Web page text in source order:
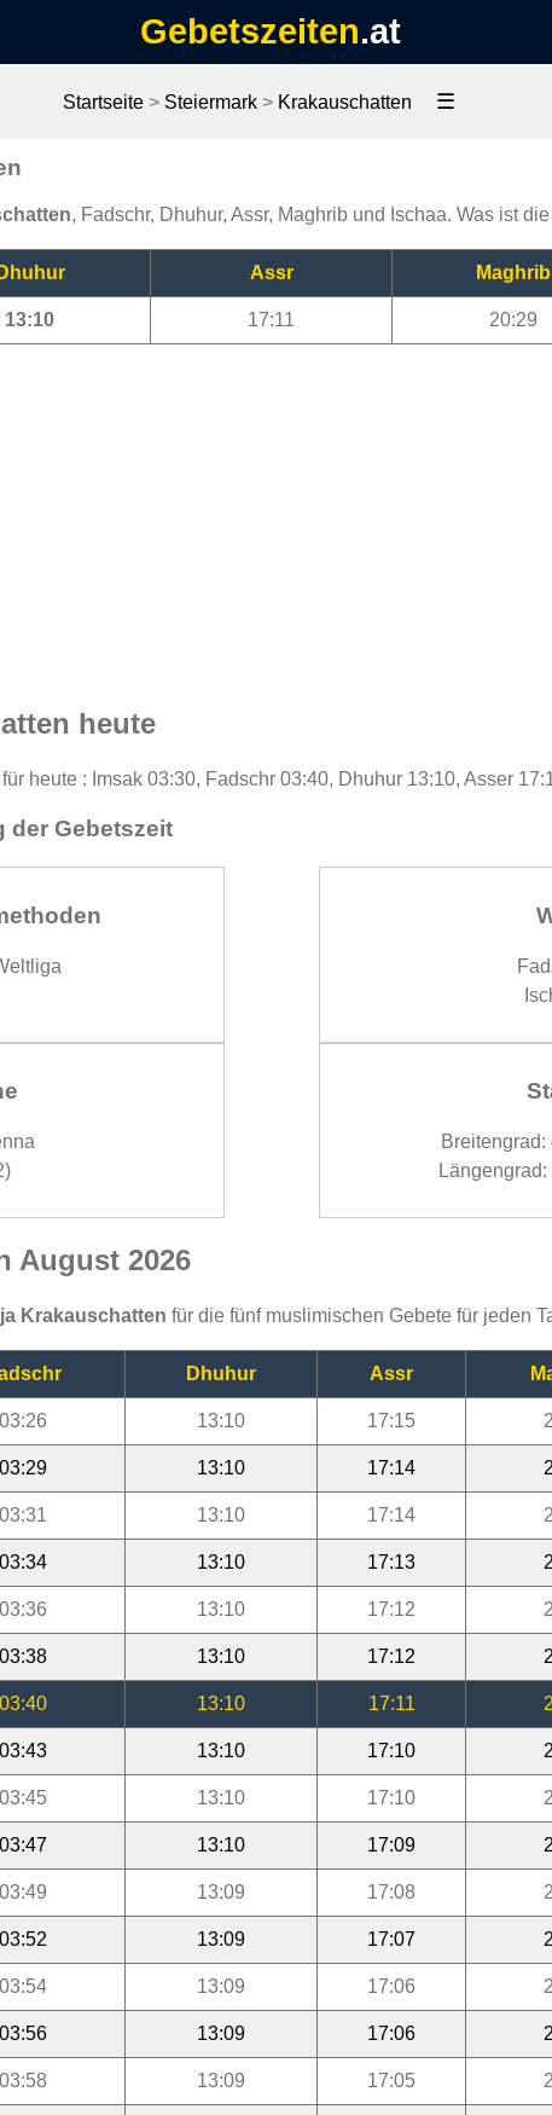
Gebetszeiten.at
Startseite> Steiermark> Krakauschatten ☰
, Fadschr, Dhuhur, Assr, Maghrib und Ischaa. Was ist
Dhuhur Assr Maghrib
13:10 17:11 20:29
heute
heute : Imsak 03:30, Fadschr 03:40, Dhuhur 13:10, Asser
der Gebetszeit
August 2026
Krakauschatten für die fünf muslimischen Gebete für jeden
Dhuhur Assr
03:26 13:10 17:15
03:29 13:10 17:14
03:31 13:10 17:14
03:34 13:10 17:13
03:36 13:10 17:12
03:38 13:10 17:12
03:40 13:10 17:11
03:43 13:10 17:10
03:45 13:10 17:10
03:47 13:10 17:09
03:49 13:09 17:08
03:52 13:09 17:07
03:54 13:09 17:06
03:56 13:09 17:06
03:58 13:09 17:05